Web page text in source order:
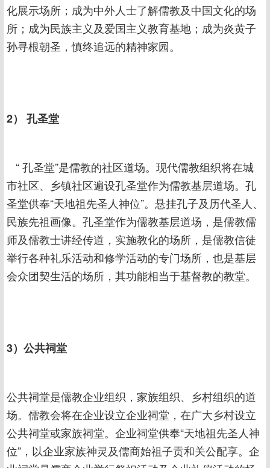
化展示场所；成为中外人士了解儒教及中国文化的场
所；成为民族主义及爱国主义教育基地；成为炎黄子
孙寻根朝圣，慎终追远的精神家园。
2） 孔圣堂
“ 孔圣堂”是儒教的社区道场。现代儒教组织将在城
市社区、乡镇社区遍设孔圣堂作为儒教基层道场。孔
圣堂供奉“天地祖先圣人神位”。悬挂孔子及历代圣人、
民族先祖画像。孔圣堂作为儒教基层道场，是儒教儒
师及儒教士讲经传道，实施教化的场所，是儒教信徒
举行各种礼乐活动和修学活动的专门场所，也是基层
会众团契生活的场所，其功能相当于基督教的教堂。
3）公共祠堂
公共祠堂是儒教企业组织，家族组织、乡村组织的道
场。儒教会将在企业设立企业祠堂，在广大乡村设立
公共祠堂或家族祠堂。企业祠堂供奉“天地祖先圣人神
位”，以企业家族神灵及儒商始祖子贡和关公配享。企